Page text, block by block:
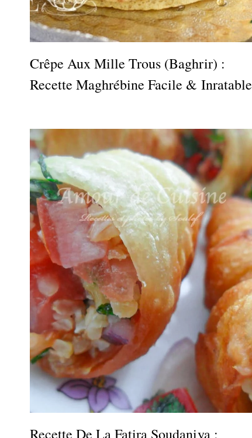
Crêpe Aux Mille Trous (Baghrir) :
Recette Maghrébine Facile & Inratable
Recette De La Fatira Soudaniya :